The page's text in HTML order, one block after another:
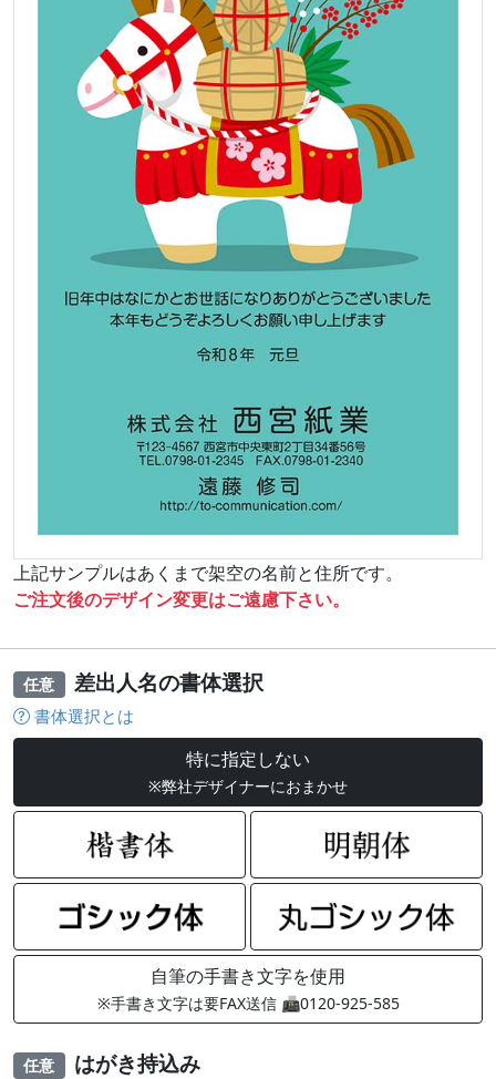
上記サンプルはあくまで架空の名前と住所です。
ご注文後のデザイン変更はご遠慮下さい。
任意 差出人名の書体選択
書体選択とは
特に指定しない
※弊社デザイナーにおまかせ
自筆の手書き文字を使用
※手書き文字は要FAX送信 📠0120-925-585
任意 はがき持込み